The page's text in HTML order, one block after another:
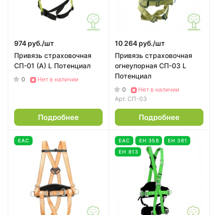
974 руб./шт
Привязь страховочная
СП-01 (А) L Потенциал
0 Нет в наличии
Подробнее
10 264 руб./шт
Привязь страховочная
огнеупорная СП-03 L
Потенциал
0
Нет в наличии
Арт. СП-03
Подробнее
EAC EAC ЕН 358
ЕН 361
ЕН 813